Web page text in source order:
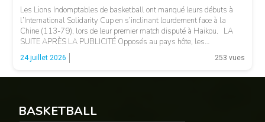
© 237lions.com
Les Lions Indomptables de basketball ont manqué leurs débuts à
l’International Solidarity Cup en s’inclinant lourdement face à la
Chine (113-79), lors de leur premier match disputé à Haikou. LA
SUITE APRÈS LA PUBLICITÉ Opposés au pays hôte, les
Camerounais ont rapidement été mis en difficulté par l’adresse
offensive et l’intensité des Chinois, qui […]
24 juillet 2026 253 vues
BASKETBALL